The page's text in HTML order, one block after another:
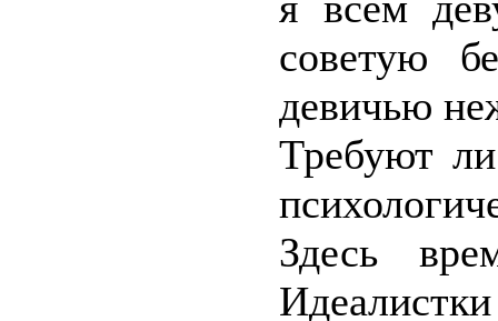
советую
девичью
Требуют
Здесь